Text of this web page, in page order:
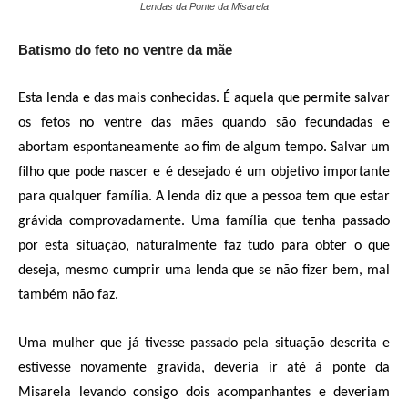
Lendas da Ponte da Misarela
Batismo do feto no ventre da mãe
Esta lenda e das mais conhecidas. É aquela que permite salvar
os fetos no ventre das mães quando são fecundadas e
abortam espontaneamente ao fim de algum tempo. Salvar um
filho que pode nascer e é desejado é um objetivo importante
para qualquer família. A lenda diz que a pessoa tem que estar
grávida comprovadamente. Uma família que tenha passado
por esta situação, naturalmente faz tudo para obter o que
deseja, mesmo cumprir uma lenda que se não fizer bem, mal
também não faz.
Uma mulher que já tivesse passado pela situação descrita e
estivesse novamente gravida, deveria ir até á ponte da
Misarela levando consigo dois acompanhantes e deveriam